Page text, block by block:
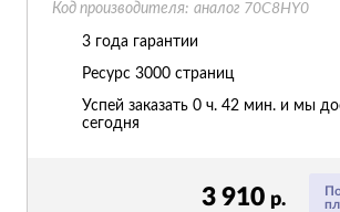
3 910 р.
Код производителя: аналог 70C8HY0
3 года гарантии
Ресурс 3000 страниц
Успей заказать 0 ч. 42 мин. и мы
сегодня